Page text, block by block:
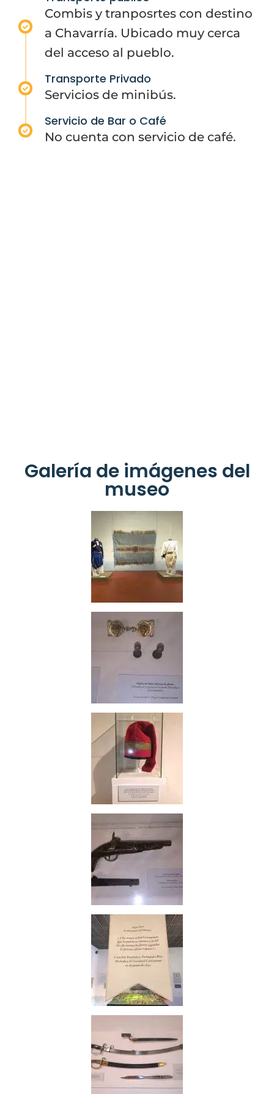
Combis y tranposrtes con destino
a Chavarría. Ubicado muy cerca
del acceso al pueblo.
Transporte Privado
Servicios de minibús.
Servicio de Bar o Café
No cuenta con servicio de café.
Galería de imágenes del
museo